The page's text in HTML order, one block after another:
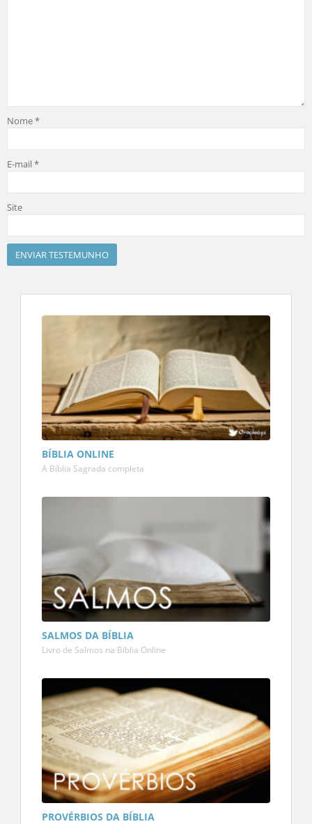
Nome*
E-mail*
Site
BÍBLIA ONLINE
A Bíblia Sagrada completa
SALMOS DA BÍBLIA
Livro de Salmos na Bíblia Online
PROVÉRBIOS DA BÍBLIA